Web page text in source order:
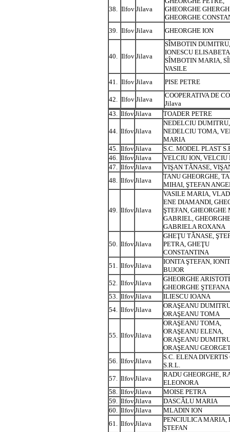
38. Ilfov Jilava
GHEORGHE
GHEORGHE
39.
Ilfov Jilava GHEORGHE ION
40. Ilfov Jilava
SÎMBOTIN DUMITRU,
IONESCU
SÎMBOTIN MARIA,
VASILE
41.
Ilfov Jilava PISE PETRE
42. Ilfov Jilava
COOPERATIVA DE
Jilava
43.
IlfovJilava TOADER PETRE
44. IlfovJilava
NEDELCIU DUMITRU,
NEDELCIU TOMA,
MARIA
45.
IlfovJilava
S.C. MODEL PLAST
46.
IlfovJilava
VELCIU ION, VELCIU
47.
IlfovJilava
VIŞAN TĂNASE,
48.
IlfovJilava
TANU GHEORGHE,
MIHAI, ŞTEFAN
49. IlfovJilava
VASILE MARIA,
ENE DIAMANDI,
ŞTEFAN, GHEORGHE
GABRIEL,
GABRIELA ROXANA
50. IlfovJilava
GHEŢU TĂNASE,
PETRA, GHEŢU
CONSTANTINA
51.
IlfovJilava
IONITA ŞTEFAN,
BUJOR
52.
IlfovJilava
GHEORGHE
GHEORGHE ŞTEFANA
53.
IlfovJilava
ILIESCU IOANA
54. IlfovJilava
ORAŞEANU
ORAŞEANU TOMA
55. IlfovJilava
ORAŞEANU TOMA,
ORAŞEANU ELENA,
ORAŞEANU
ORAŞEANU
56.
IlfovJilava
S.C. ELENA DIVERTIS
S.R.L.
57.
IlfovJilava
RADU GHEORGHE,
ELEONORA
58.
IlfovJilava
MOISE PETRA
59.
IlfovJilava
DASCĂLU MARIA
60.
IlfovJilava
MLADIN ION
61.
IlfovJilava
PENCIULICA MARIA,
ŞTEFAN